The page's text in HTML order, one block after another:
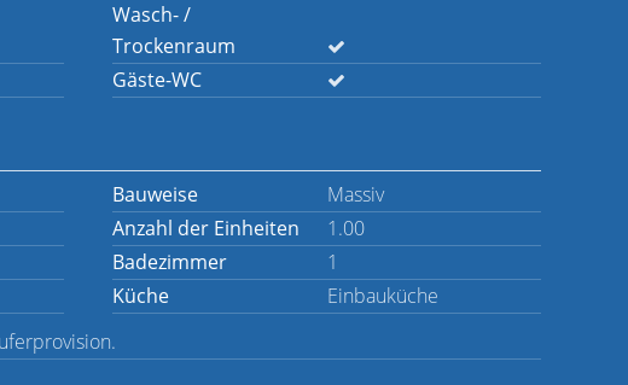
Wasch- /
Trockenraum
Gäste-WC
Bauweise
Massiv
Anzahl der Einheiten
1.00
Badezimmer
1
Küche
Einbauküche